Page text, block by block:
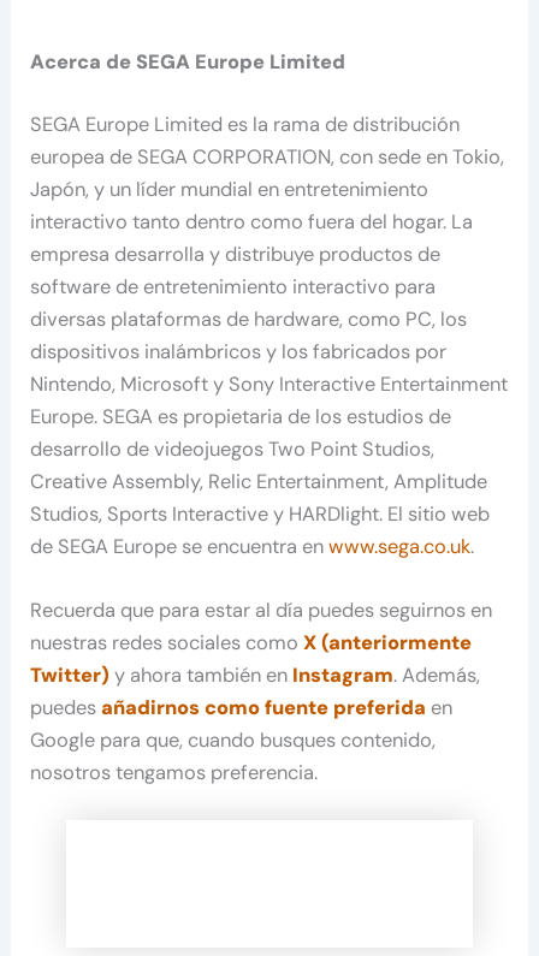
Acerca de SEGA Europe Limited
SEGA Europe Limited es la rama de distribución
europea de SEGA CORPORATION, con sede en Tokio,
Japón, y un líder mundial en entretenimiento
interactivo tanto dentro como fuera del hogar. La
empresa desarrolla y distribuye productos de
software de entretenimiento interactivo para
diversas plataformas de hardware, como PC, los
dispositivos inalámbricos y los fabricados por
Nintendo, Microsoft y Sony Interactive Entertainment
Europe. SEGA es propietaria de los estudios de
desarrollo de videojuegos Two Point Studios,
Creative Assembly, Relic Entertainment, Amplitude
Studios, Sports Interactive y HARDlight. El sitio web
de SEGA Europe se encuentra enwww.sega.co.uk.
Recuerda que para estar al día puedes seguirnos en
nuestras redes sociales comoX (anteriormente
Twitter) y ahora también en Instagram. Además,
puedesañadirnos como fuente preferida en
Google para que, cuando busques contenido,
nosotros tengamos preferencia.